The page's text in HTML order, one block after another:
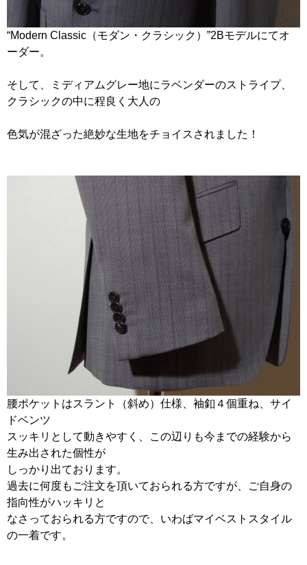
“Modern Classic（モダン・クラシック）”2Bモデルにてオ
ーダー。
そして、ミディアムグレー地にラベンダーのストライプ、
クラシックの中に程良く大人の
色気が混ざった絶妙な生地をチョイスされました！
腰ポケットはスラント（斜め）仕様、袖釦４個重ね、サイ
ドベンツ
スッキリとして動きやすく、この辺りも今までの経験から
生み出された個性が
しっかり出ております。
過去に何度もご注文を頂いておられる方ですが、ご自身の
指向性がハッキリと
なさっておられる方ですので、いわばマイベストスタイル
の一着です。